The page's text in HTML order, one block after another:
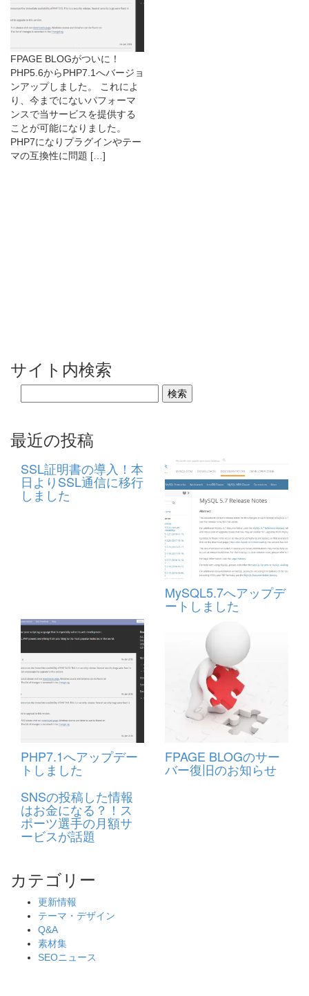
FPAGE BLOGがついに！
PHP5.6からPHP7.1へバージョ
ンアップしました。 これによ
り、今までにないパフォーマ
ンスで当サービスを提供する
ことが可能になりました。
PHP7になりプラグインやテー
マの互換性に問題 […]
サイト内検索
最近の投稿
SSL証明書の導入！本
日よりSSL通信に移行
しました
MySQL5.7へアップデ
ートしました
PHP7.1へアップデー
トしました
FPAGE BLOGのサー
バー復旧のお知らせ
SNSの投稿した情報
はお金になる？！ス
ポーツ選手の月額サ
ービスが話題
カテゴリー
更新情報
テーマ・デザイン
Q&A
素材集
SEOニュース